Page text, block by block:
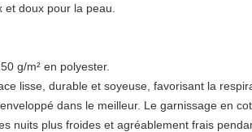
doux pour la peau.
g/m² en polyester.
lisse, durable et soyeuse, favorisant la
dans le meilleur. Le garnissage en
nuits plus froides et agréablement frais